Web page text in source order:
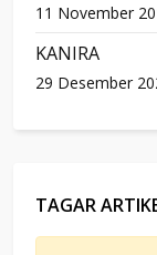
11 November
KANIRA
29 Desember
TAGAR